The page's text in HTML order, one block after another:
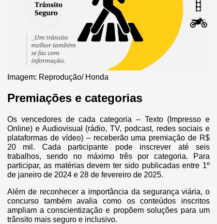
Imagem: Reprodução/ Honda
Premiações e categorias
Os vencedores de cada categoria – Texto (Impresso e
Online) e Audiovisual (rádio, TV, podcast, redes sociais e
plataformas de vídeo) – receberão uma premiação de R$
20 mil. Cada participante pode inscrever até seis
trabalhos, sendo no máximo três por categoria. Para
participar, as matérias devem ter sido publicadas entre 1º
de janeiro de 2024 e 28 de fevereiro de 2025.
Além de reconhecer a importância da segurança viária, o
concurso também avalia como os conteúdos inscritos
ampliam a conscientização e propõem soluções para um
trânsito mais seguro e inclusivo.